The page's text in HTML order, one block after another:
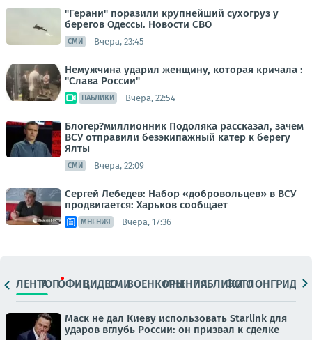
"Герани" поразили крупнейший сухогруз у
берегов Одессы. Новости СВО
СМИ Вчера, 23:45
Немужчина ударил женщину, которая кричала :
"Слава России"
ПАБЛИКИ Вчера, 22:54
Блогер?миллионник Подоляка рассказал, зачем
ВСУ отправили безэкипажный катер к берегу
Ялты
СМИ Вчера, 22:09
Сергей Лебедев: Набор «добровольцев» в ВСУ
продвигается: Харьков сообщает
МНЕНИЯ Вчера, 17:36
ЛЕНТАТОПОФИЦ.ВИДЕОСМИВОЕНКОРЫМНЕНИЯПАБЛИКИ
ФОТОЛОНГРИДЫ
Маск не дал Киеву использовать Starlink для
ударов вглубь России: он призвал к сделке